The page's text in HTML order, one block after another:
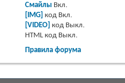
Смайлы Вкл.
[IMG] код Вкл.
[VIDEO] код Выкл.
HTML код Выкл.
Правила форума